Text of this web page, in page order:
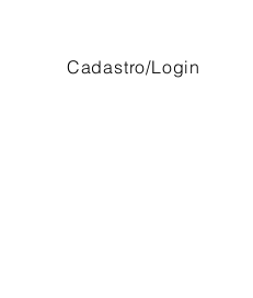
Cadastro/Login